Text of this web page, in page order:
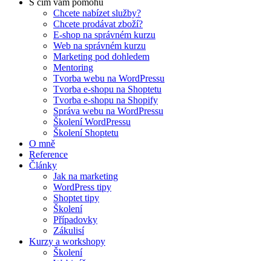
S čím vám pomohu
Chcete nabízet služby?
Chcete prodávat zboží?
E-shop na správném kurzu
Web na správném kurzu
Marketing pod dohledem
Mentoring
Tvorba webu na WordPressu
Tvorba e-shopu na Shoptetu
Tvorba e-shopu na Shopify
Správa webu na WordPressu
Školení WordPressu
Školení Shoptetu
O mně
Reference
Články
Jak na marketing
WordPress tipy
Shoptet tipy
Školení
Případovky
Zákulisí
Kurzy a workshopy
Školení